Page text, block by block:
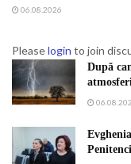
06.08.2026
Pleaselogin to join
După